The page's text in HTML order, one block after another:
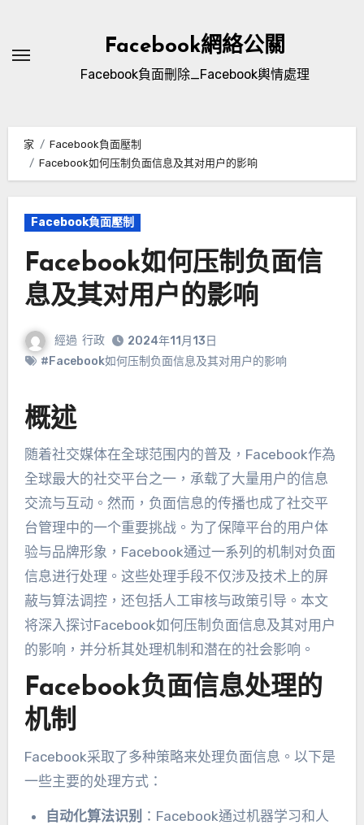
Facebook網絡公關
Facebook負面刪除_Facebook輿情處理
家
Facebook負面壓制
Facebook如何压制负面信息及其对用户的影响
Facebook負面壓制
Facebook如何压制负面信
息及其对用户的影响
經過 行政
2024年11月13日
# Facebook如何压制负面信息及其对用户的影响
概述
随着社交媒体在全球范围内的普及 ，Facebook作為
全球最大的社交平台之一， 承载了大量用户的信息
交流与互动 。然而， 负面信息的传播也成了社交平
台管理中的一个重要挑战。 为了保障平台的用户体
验与品牌形象 ， Facebook通过一系列的机制对负面
信息进行处理 。 这些处理手段不仅涉及技术上的屏
蔽与算法调控， 还包括人工审核与政策引导 。 本文
将深入探讨Facebook如何压制负面信息及其对用户
的影响 ， 并分析其处理机制和潜在的社会影响 。
Facebook负面信息处理的
机制
Facebook采取了多种策略来处理负面信息 。 以下是
一些主要的处理方式：
自动化算法识别 ： Facebook通过机器学习和人